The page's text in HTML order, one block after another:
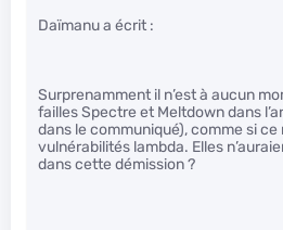
Daïmanu a écrit :
Surprenamment il n’est à aucun
failles Spectre et Meltdown dans
dans le communiqué), comme si ce
vulnérabilités lambda. Elles
dans cette démission ?